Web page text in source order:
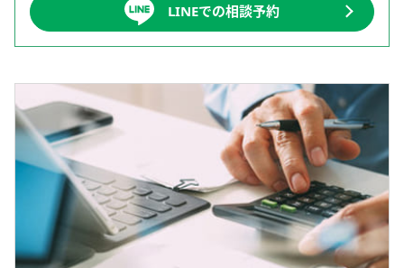
LINEでの相談予約